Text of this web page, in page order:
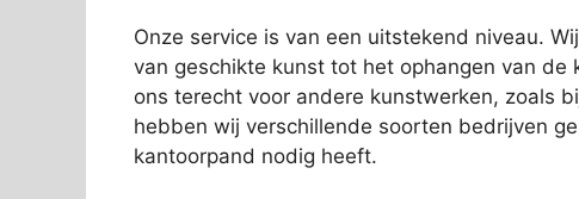
Onze service is van een uitstekend niveau.
van geschikte kunst tot het ophangen van
ons terecht voor andere kunstwerken, zoals
hebben wij verschillende soorten bedrijven
kantoorpand nodig heeft.